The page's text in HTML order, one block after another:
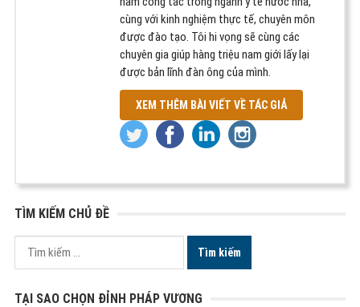
cùng với kinh nghiệm thực tế, chuyên môn
được đào tạo. Tôi hi vọng sẽ cùng các
chuyên gia giúp hàng triệu nam giới lấy lại
được bản lĩnh đàn ông của mình.
XEM THÊM BÀI VIẾT VỀ TÁC GIẢ
TÌM KIẾM CHỦ ĐỀ
Tìm
kiếm
TẠI SAO CHỌN ĐỈNH PHÁP VƯƠNG